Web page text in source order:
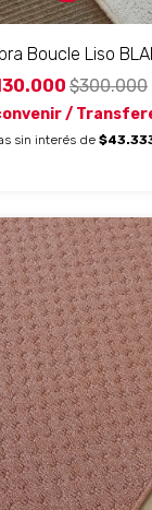
Boucle Liso
$300.000
/
sin interés de